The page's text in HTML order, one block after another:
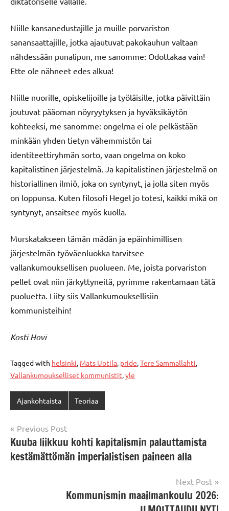
Niille kansanedustajille ja muille porvariston
sanansaattajille, jotka ajautuvat pakokauhun valtaan
nähdessään punalipun, me sanomme: Odottakaa vain!
Ette ole nähneet edes alkua!
Niille nuorille, opiskelijoille ja työläisille, jotka päivittäin
joutuvat pääoman nöyryytyksen ja hyväksikäytön
kohteeksi, me sanomme: ongelma ei ole pelkästään
minkään yhden tietyn vähemmistön tai
identiteettiryhmän sorto, vaan ongelma on koko
kapitalistinen järjestelmä. Ja kapitalistinen järjestelmä on
historiallinen ilmiö, joka on syntynyt, ja jolla siten myös
on loppunsa. Kuten filosofi Hegel jo totesi, kaikki mikä on
syntynyt, ansaitsee myös kuolla.
Murskatakseen tämän mädän ja epäinhimillisen
järjestelmän työväenluokka tarvitsee
vallankumouksellisen puolueen. Me, joista porvariston
pellet ovat niin järkyttyneitä, pyrimme rakentamaan tätä
puoluetta. Liity siis Vallankumouksellisiin
kommunisteihin!
Kosti Hovi
Tagged with helsinki, Mats Uotila, pride,Tere Sammallahti,
Vallankumoukselliset kommunistit,yle
Ajankohtaista Teoriaa
Artikkelien
selaus
Previous Post
Kuuba liikkuu kohti kapitalismin palauttamista
kestämättömän imperialistisen paineen alla
Next Post
Kommunismin maailmankoulu 2026: